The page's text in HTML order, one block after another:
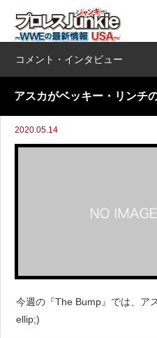
コメント・インタビュー
アスカがベッキー・リンチ
2020.05.14
今週の『The Bump』では、ア
ellip;)